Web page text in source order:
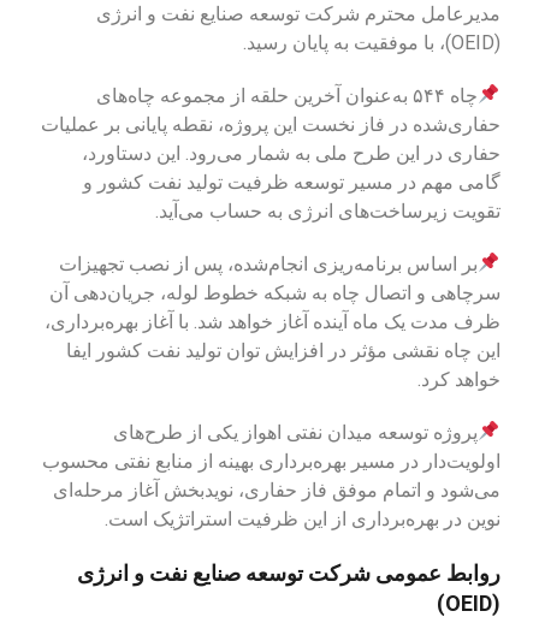
مدیرعامل محترم شرکت توسعه صنایع نفت و انرژی
(OEID)، با موفقیت به پایان رسید.
چاه ۵۴۴ به‌عنوان آخرین حلقه از مجموعه چاه‌های
حفاری‌شده در فاز نخست این پروژه، نقطه پایانی بر عملیات
حفاری در این طرح ملی به شمار می‌رود. این دستاورد،
گامی مهم در مسیر توسعه ظرفیت تولید نفت کشور و
تقویت زیرساخت‌های انرژی به حساب می‌آید.
بر اساس برنامه‌ریزی انجام‌شده، پس از نصب تجهیزات
سرچاهی و اتصال چاه به شبکه خطوط لوله، جریان‌دهی آن
ظرف مدت یک ماه آینده آغاز خواهد شد. با آغاز بهره‌برداری،
این چاه نقشی مؤثر در افزایش توان تولید نفت کشور ایفا
خواهد کرد.
پروژه توسعه میدان نفتی اهواز یکی از طرح‌های
اولویت‌دار در مسیر بهره‌برداری بهینه از منابع نفتی محسوب
می‌شود و اتمام موفق فاز حفاری، نویدبخش آغاز مرحله‌ای
نوین در بهره‌برداری از این ظرفیت استراتژیک است.
روابط عمومی شرکت توسعه صنایع نفت و انرژی
(OEID)